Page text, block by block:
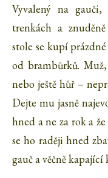
Vyvalený na
trenkách a
stole se kupí
od brambůrků.
nebo ještě hůř –
Dejte mu jasně
hned a ne za rok a
se ho raději hned
gauč a věčně kapající